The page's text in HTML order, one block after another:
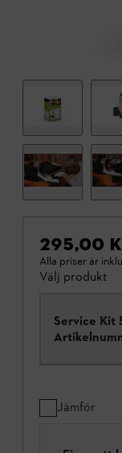
295,00
Alla priser är
Välj produkt
Service Kit
Jämför